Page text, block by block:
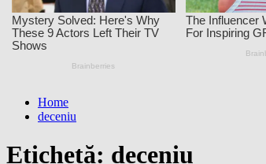
Home
deceniu
Etichetă: deceniu